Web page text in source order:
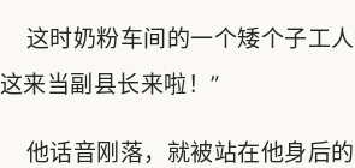
这时奶粉车间的一个矮个子工
这来当副县长来啦！”
他话音刚落，就被站在他身后的